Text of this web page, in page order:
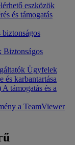
eszközök
és támogatás
biztonságos
Biztonságos
Ügyfelek
és karbantartása
A támogatás és a
a TeamViewer